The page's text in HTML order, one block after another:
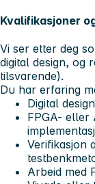
Kvalifikasjoner
Vi ser etter deg
digital design, og
tilsvarende).
Du har erfaring
Digital
FPGA- eller
Verifikasjon
Arbeid med